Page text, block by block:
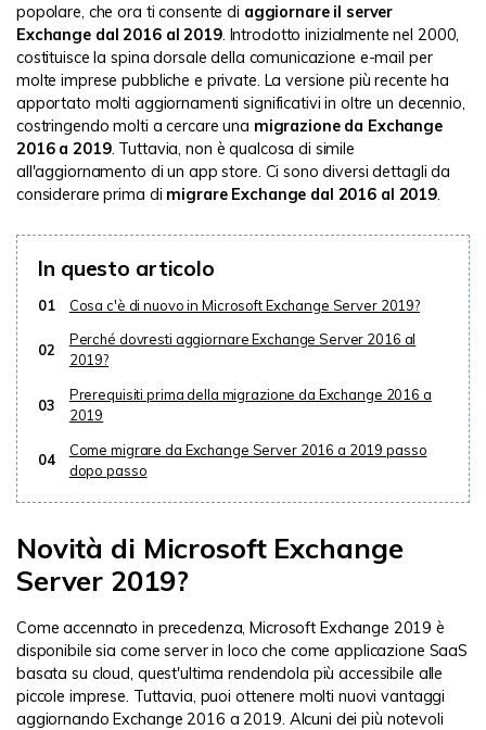
popolare, che ora ti consente di aggiornare il server
Exchange dal 2016 al 2019. Introdotto inizialmente nel 2000,
costituisce la spina dorsale della comunicazione e-mail per
molte imprese pubbliche e private. La versione più recente ha
apportato molti aggiornamenti significativi in ​​oltre un decennio,
costringendo molti a cercare una migrazione da Exchange
2016 a 2019. Tuttavia, non è qualcosa di simile
all'aggiornamento di un app store. Ci sono diversi dettagli da
considerare prima di migrare Exchange dal 2016 al 2019.
In questo articolo
01 Cosa c'è di nuovo in Microsoft Exchange Server 2019?
02
Perché dovresti aggiornare Exchange Server 2016 al
2019?
03
Prerequisiti prima della migrazione da Exchange 2016 a
2019
04
Come migrare da Exchange Server 2016 a 2019 passo
dopo passo
Novità di Microsoft Exchange
Server 2019?
Come accennato in precedenza, Microsoft Exchange 2019 è
disponibile sia come server in loco che come applicazione SaaS
basata su cloud, quest'ultima rendendola più accessibile alle
piccole imprese. Tuttavia, puoi ottenere molti nuovi vantaggi
aggiornando Exchange 2016 a 2019. Alcuni dei più notevoli